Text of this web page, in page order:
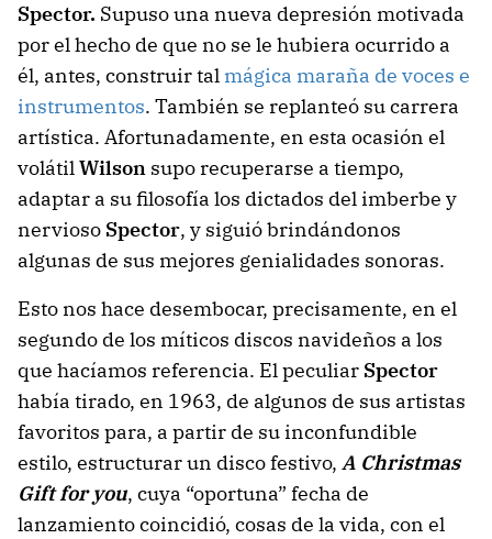
Spector. Supuso una nueva depresión motivada
por el hecho de que no se le hubiera ocurrido a
él, antes, construir tal mágica maraña de voces e
instrumentos. También se replanteó su carrera
artística. Afortunadamente, en esta ocasión el
volátilWilson supo recuperarse a tiempo,
adaptar a su filosofía los dictados del imberbe y
nervioso Spector, y siguió brindándonos
algunas de sus mejores genialidades sonoras.
Esto nos hace desembocar, precisamente, en el
segundo de los míticos discos navideños a los
que hacíamos referencia. El peculiar Spector
había tirado, en 1963, de algunos de sus artistas
favoritos para, a partir de su inconfundible
estilo, estructurar un disco festivo, A Christmas
Gift for you, cuya “oportuna” fecha de
lanzamiento coincidió, cosas de la vida, con el